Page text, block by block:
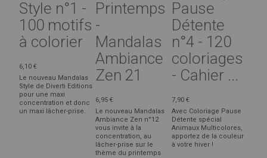
Style n°1 -
100 motifs
à colorier
6,10 €
Le nouveau Mandalas
Style de Diverti Editions
pour une maxi
concentration et donc
un maxi lâcher-prise.
Printemps
-
Mandalas
Ambiance
Zen 21
6,95 €
Le nouveau Mandalas
Ambiance Zen n°12
vous invite à la
concentration, au
lâcher-prise sur le
thème du printemps
Pause
Détente
n°4 - 120
coloriages
- Cahier ...
7,90 €
Avec Coloriage Pause
Détente spécial
Animaux Multicolores,
apportez de la couleur
à votre hiver !